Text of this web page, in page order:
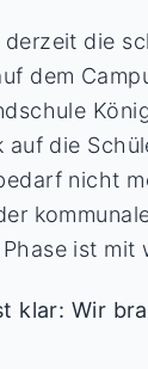
die
dem
auf die
nicht
ist mit
klar: Wir